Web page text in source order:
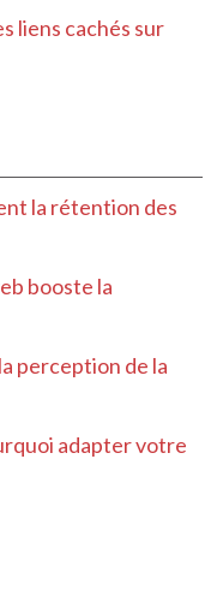
liens cachés sur
la rétention des
booste la
perception de la
adapter votre